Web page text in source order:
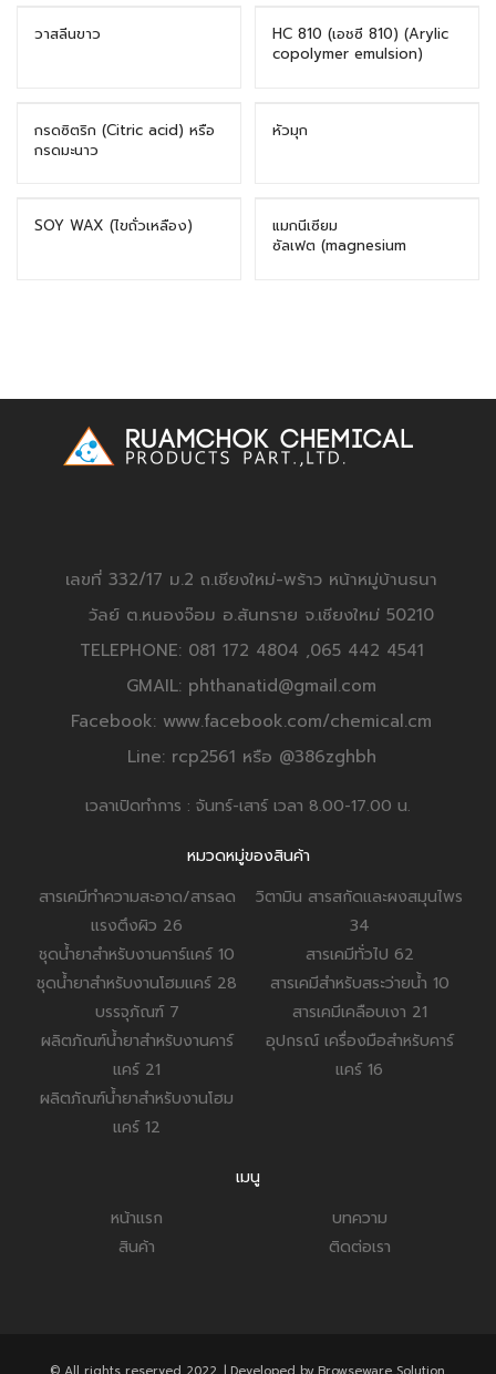
วาสลีนขาว
HC 810 (เอชซี 810) (Arylic
copolymer emulsion)
กรดซิตริก (Citric acid) หรือ
กรดมะนาว
หัวมุก
SOY WAX (ไขถั่วเหลือง)
แมกนีเซียม
ซัลเฟต (magnesium
เลขที่ 332/17 ม.2 ถ.เชียงใหม่-พร้าว หน้าหมู่บ้านธนา
วัลย์ ต.หนองจ๊อม อ.สันทราย จ.เชียงใหม่ 50210
TELEPHONE: 081 172 4804 ,065 442 4541
GMAIL: phthanatid@gmail.com
Facebook: www.facebook.com/chemical.cm
Line: rcp2561 หรือ @386zghbh
เวลาเปิดทำการ : จันทร์-เสาร์ เวลา 8.00-17.00 น.
หมวดหมู่ของสินค้า
สารเคมีทำความสะอาด/สารลด
แรงตึงผิว 26
ชุดน้ำยาสำหรับงานคาร์แคร์ 10
ชุดน้ำยาสำหรับงานโฮมแคร์ 28
บรรจุภัณฑ์ 7
ผลิตภัณฑ์น้ำยาสำหรับงานคาร์
แคร์ 21
ผลิตภัณฑ์น้ำยาสำหรับงานโฮม
แคร์ 12
วิตามิน สารสกัดและผงสมุนไพร
34
สารเคมีทั่วไป 62
สารเคมีสำหรับสระว่ายน้ำ 10
สารเคมีเคลือบเงา 21
อุปกรณ์ เครื่องมือสำหรับคาร์
แคร์ 16
เมนู
หน้าแรก
สินค้า
บทความ
ติดต่อเรา